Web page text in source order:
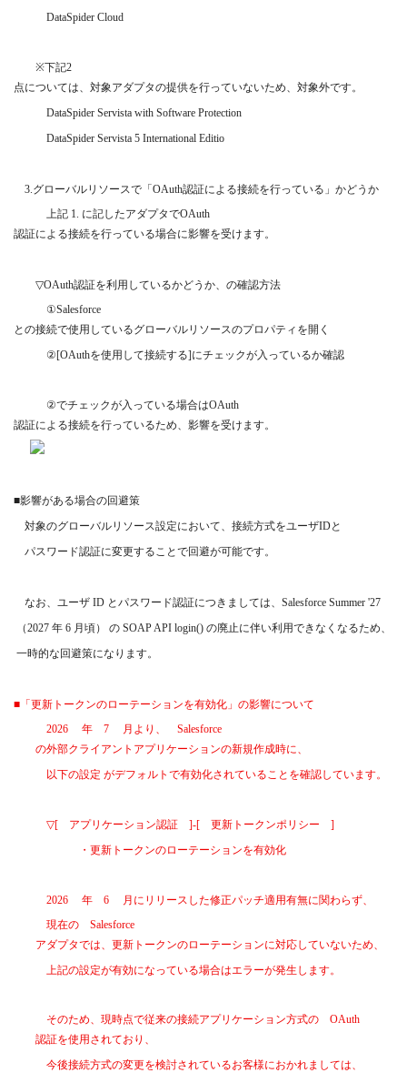
DataSpider Cloud
※下記2
点については、対象アダプタの提供を行っていないため、対象外です。
DataSpider Servista with Software Protection
DataSpider Servista 5 International Editio
3.グローバルリソースで「 OAuth認証による接続を行っている」かどうか
上記 1. に記したアダプタでOAuth
認証による接続を行っている場合に影響を受けます。
▽OAuth認証を利用しているかどうか、の確認方法
①Salesforce
との接続で使用しているグローバルリソースのプロパティを開く
②[OAuthを使用して接続する]にチェックが入っているか確認
②でチェックが入っている場合はOAuth
認証による接続を行っているため、影響を受けます。
■影響がある場合の回避策
対象のグローバルリソース設定において、接続方式をユーザIDと
パスワード認証に変更することで回避が可能です。
なお、ユーザ ID とパスワード認証につきましては、 Salesforce Summer '27
（2027 年 6 月頃） の SOAP API login() の廃止に伴い利用できなくなるため、
一時的な回避策になります。
■ 「更新トークンのローテーションを有効化」の影響について
2026
年 7 月より、
Salesforce
の外部クライアントアプリケーションの新規作成時に、
以下の設定 がデフォルトで有効化されていることを確認しています。
▽[ アプリケーション認証 ]-[ 更新トークンポリシー
]
・更新トークンのローテーションを有効化
2026 年 6
月にリリースした修正パッチ適用有無に関わらず、
現在の
Salesforce
アダプタでは、更新トークンのローテーションに対応していないため、
上記の設定が有効になっている場合はエラーが発生します。
そのため、現時点で従来の接続アプリケーション方式の
OAuth
認証を使用されており、
今後接続方式の変更を検討されているお客様におかれましては、